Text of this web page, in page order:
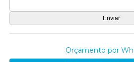
Orçamento por